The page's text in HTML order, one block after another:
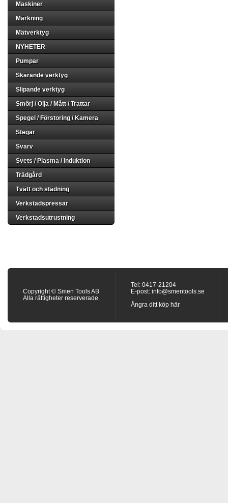
Maskiner
Märkning
Mätverktyg
NYHETER
Pumpar
Skärande verktyg
Slipande verktyg
Smörj / Olja / Mått / Trattar
Spegel / Förstoring / Kamera
Stegar
Svarv
Svets / Plasma / Induktion
Trädgård
Tvätt och städning
Verkstadspressar
Verkstadsutrustning
Copyright © Smen Tools AB
Alla rättigheter reserverade.
Tel: 0417-21204
E-post: info@smentools.se
Ångra ditt köp här